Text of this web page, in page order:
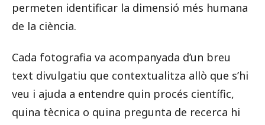
permeten identificar la dimensió més humana
de la ciència.
Cada fotografia va acompanyada d’un breu
text divulgatiu que contextualitza allò que s’hi
veu i ajuda a entendre quin procés científic,
quina tècnica o quina pregunta de recerca hi